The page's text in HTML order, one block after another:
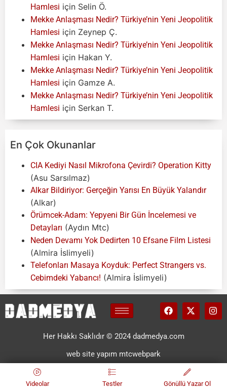
Hamlesi için Selin Ö.
Mekke Anlaşması Nedir? Türkiye’nin Yeni Jeopolitik
Hamlesi için Zeynep Ç.
Mekke Anlaşması Nedir? Türkiye’nin Yeni Jeopolitik
Hamlesi için Hakan Y.
Mekke Anlaşması Nedir? Türkiye’nin Yeni Jeopolitik
Hamlesi için Gamze A.
Mekke Anlaşması Nedir? Türkiye’nin Yeni Jeopolitik
Hamlesi için Serkan T.
En Çok Okunanlar
CIA Kediyi Nasıl Mikrofona Çevirdi? Operation Kitty
(Asu Sarsılmaz)
Alkar Bildiriyor: Gerçeğin Yarısı En Büyük Yalandır
(Alkar)
Örümcek-Adam: Yepyeni Bir Gün İncelemesi ve
Detayları (Aydın Mtc)
Neden Devamı Yok Dedirten 10 Efsane Film Listesi
(Almira İslimyeli)
Telefonları Masaya Koyduk: Perfect Strangers vs.
Cebimdeki Yabancı! (Almira İslimyeli)
Her Hakkı Saklıdır © 2024 dadmedya.com
web site yapım mtcwebpark
Videolar Testler Gönüllü Yazar Ol